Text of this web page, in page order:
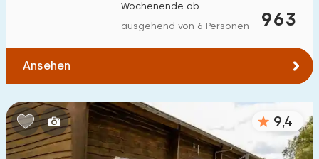
963
Wochenende ab
ausgehend von 6 Personen
Ansehen
9,4